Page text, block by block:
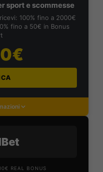
sport e scommesse
100% fino a 2000€
fino a 50€ in Bonus
REAL BONUS